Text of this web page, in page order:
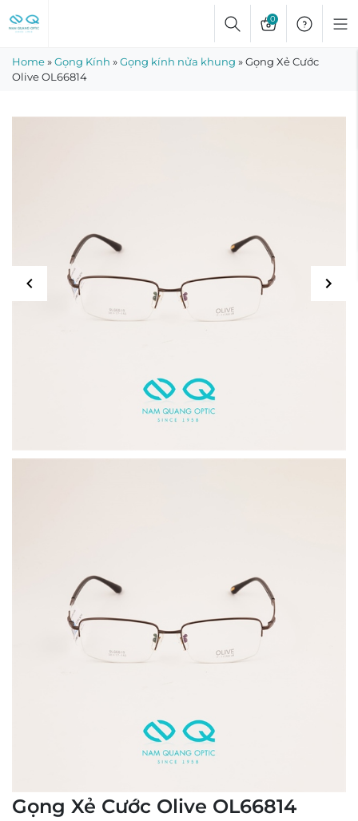
to
0
Home»Gọng Kính »Gọng kính nửa khung »Gọng Xẻ Cước
Olive OL66814
Gọng Xẻ Cước Olive OL66814